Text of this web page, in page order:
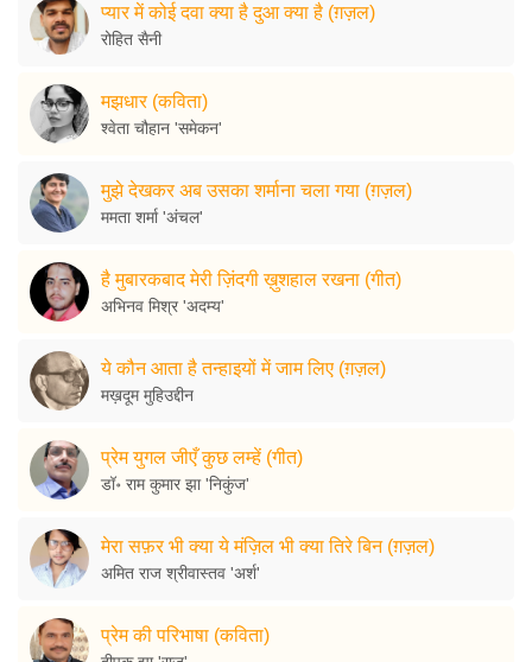
प्यार में कोई दवा क्या है दुआ क्या है (ग़ज़ल)
रोहित सैनी
मझधार (कविता)
श्वेता चौहान 'समेकन'
मुझे देखकर अब उसका शर्माना चला गया (ग़ज़ल)
ममता शर्मा 'अंचल'
है मुबारकबाद मेरी ज़िंदगी ख़ुशहाल रखना (गीत)
अभिनव मिश्र 'अदम्य'
ये कौन आता है तन्हाइयों में जाम लिए (ग़ज़ल)
मख़दूम मुहिउद्दीन
प्रेम युगल जीएँ कुछ लम्हें (गीत)
डॉ॰ राम कुमार झा 'निकुंज'
मेरा सफ़र भी क्या ये मंज़िल भी क्या तिरे बिन (ग़ज़ल)
अमित राज श्रीवास्तव 'अर्श'
प्रेम की परिभाषा (कविता)